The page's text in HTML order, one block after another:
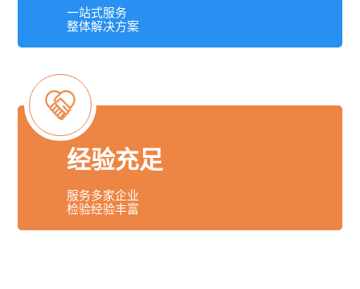
一站式服务
整体解决方案
经验充足
服务多家企业
检验经验丰富